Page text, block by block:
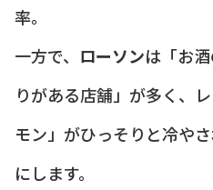
率。
一方で、 ローソンは「お
りがある店舗」が多く、
モン」がひっそりと冷や
にします。